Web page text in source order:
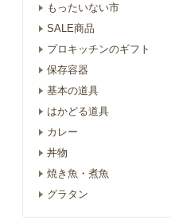
もったいない市
SALE商品
プロキッチンのギフト
保存容器
基本の道具
はかどる道具
カレー
丼物
焼き魚・煮魚
グラタン